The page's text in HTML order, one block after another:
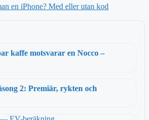
en iPhone? Med eller utan kod
kaffe motsvarar en Nocco –
2: Premiär, rykten och